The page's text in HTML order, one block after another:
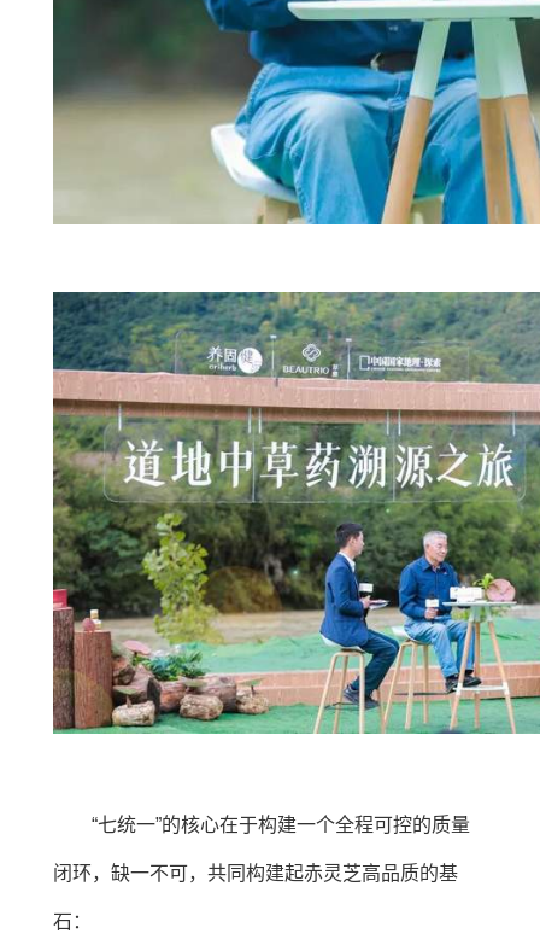
“七统一”的核心在于构建一个全程可控的质量
闭环，缺一不可，共同构建起赤灵芝高品质的基
石：